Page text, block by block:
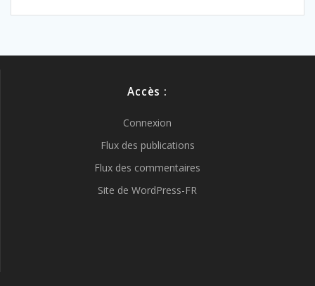
Accès :
Connexion
Flux des publications
Flux des commentaires
Site de WordPress-FR